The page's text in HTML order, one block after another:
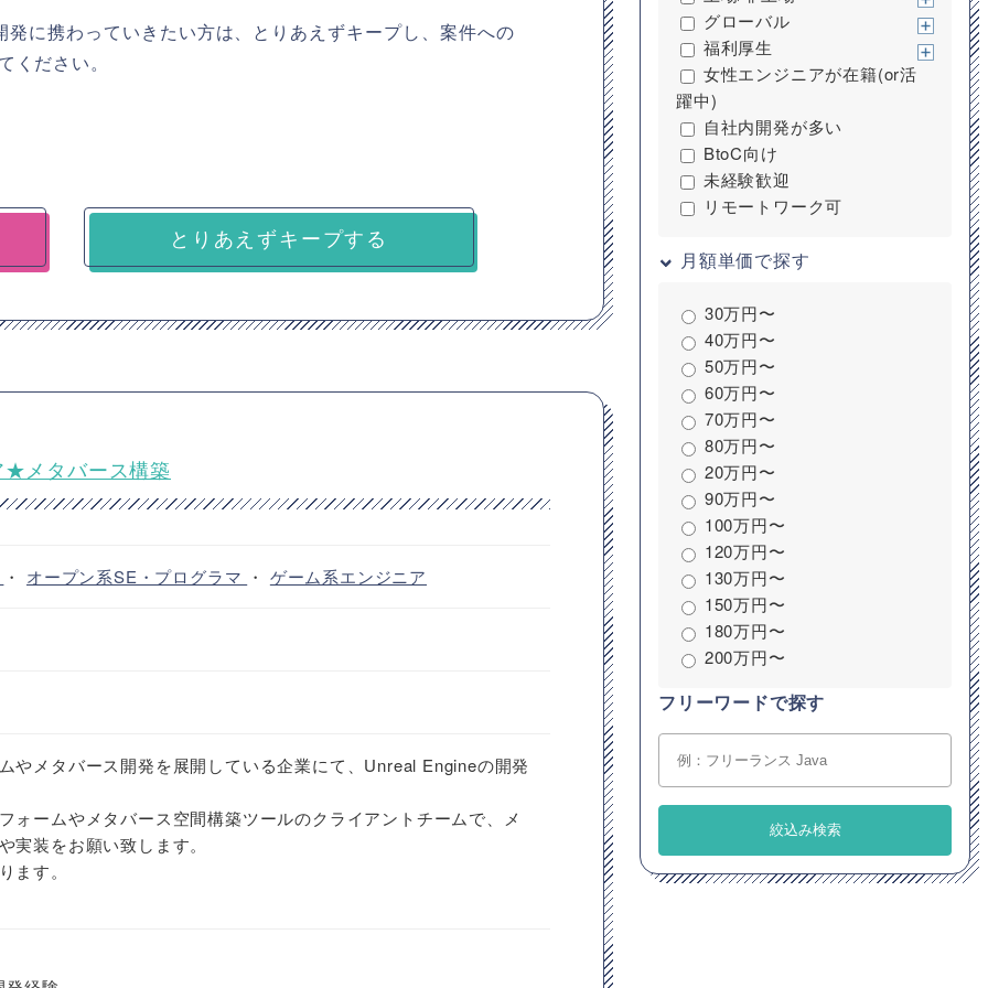
に携わっていきたい方は、とりあえずキープし、案件への
ください。
とりあえずキープする
メタバース構築
・ オープン系SE・プログラマ ・ ゲーム系エンジニア
やメタバース開発を展開している企業にて、Unreal Engineの開発
ォームやメタバース空間構築ツールのクライアントチームで、メ
実装をお願い致します。
ます。
グローバル
福利厚生
女性エンジニアが在籍(or活
躍中)
自社内開発が多い
BtoC向け
未経験歓迎
リモートワーク可
月額単価で探す
30万円〜
40万円〜
50万円〜
60万円〜
70万円〜
80万円〜
20万円〜
90万円〜
100万円〜
120万円〜
130万円〜
150万円〜
180万円〜
200万円〜
フリーワードで探す